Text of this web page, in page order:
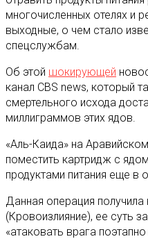
многочисленных отелях и
выходные, о чем стало
спецслужбам.
Об этой шокирующей
канал CBS news, который
смертельного исхода
миллиграммов этих ядов.
«Аль-Каида» на
поместить картридж с
продуктами питания еще в
Данная операция получила
(Кровоизлияние), ее суть
«атаковать врага